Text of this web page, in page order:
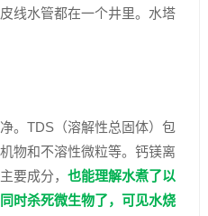
线水管都在一个井里。水塔
。TDS（溶解性总固体）包
物和不溶性微粒等。钙镁离
要成分， 也能理解水煮了以
时杀死微生物了，可见水烧